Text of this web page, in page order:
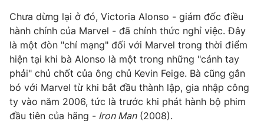
Chưa dừng lại ở đó, Victoria Alonso - giám đốc điều
hành chính của Marvel - đã chính thức nghỉ việc. Đây
là một đòn "chí mạng" đối với Marvel trong thời điểm
hiện tại khi bà Alonso là một trong những "cánh tay
phải" chủ chốt của ông chủ Kevin Feige. Bà cũng gắn
bó với Marvel từ khi bắt đầu thành lập, gia nhập công
ty vào năm 2006, tức là trước khi phát hành bộ phim
đầu tiên của hãng - Iron Man(2008).